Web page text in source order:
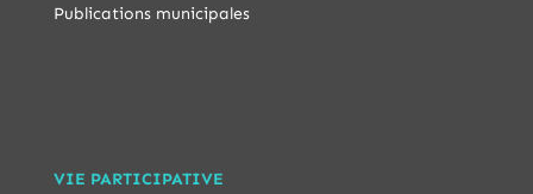
Publications municipales
VIE PARTICIPATIVE